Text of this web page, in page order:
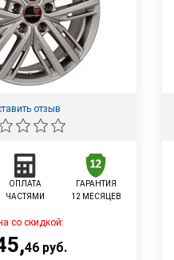
отзыв
ОПЛАТА
ЧАСТЯМИ
ГАРАНТИЯ
12 МЕСЯЦЕВ
со скидкой:
,46руб.